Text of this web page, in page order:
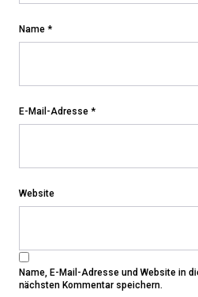
Name *
E-Mail-Adresse *
Website
Name, E-Mail-Adresse und Website in
nächsten Kommentar speichern.